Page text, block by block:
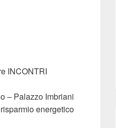
INCONTRI
– Palazzo Imbriani
energetico
3 INCONTRI